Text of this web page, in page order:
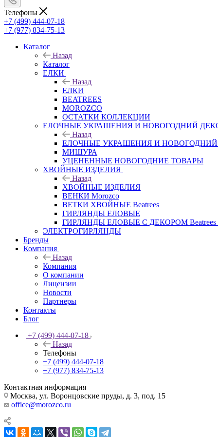
Телефоны
+7 (499) 444-07-18
+7 (977) 834-75-13
Каталог
Назад
Каталог
ЕЛКИ
Назад
ЕЛКИ
BEATREES
MOROZCO
ОСТАТКИ КОЛЛЕКЦИИ
ЕЛОЧНЫЕ УКРАШЕНИЯ И НОВОГОДНИЙ
Назад
ЕЛОЧНЫЕ УКРАШЕНИЯ И НОВОГОДНИЙ
МИШУРА
УЦЕНЕННЫЕ НОВОГОДНИЕ ТОВАРЫ
ХВОЙНЫЕ ИЗДЕЛИЯ
Назад
ХВОЙНЫЕ ИЗДЕЛИЯ
ВЕНКИ Morozco
ВЕТКИ ХВОЙНЫЕ Beatrees
ГИРЛЯНДЫ ЕЛОВЫЕ
ГИРЛЯНДЫ ЕЛОВЫЕ С ДЕКОРОМ Beatrees
ЭЛЕКТРОГИРЛЯНДЫ
Бренды
Компания
Назад
Компания
О компании
Лицензии
Новости
Партнеры
Контакты
Блог
+7 (499) 444-07-18
Назад
Телефоны
+7 (499) 444-07-18
+7 (977) 834-75-13
Контактная информация
Москва, ул. Воронцовские пруды, д. 3, под. 15
office@morozco.ru